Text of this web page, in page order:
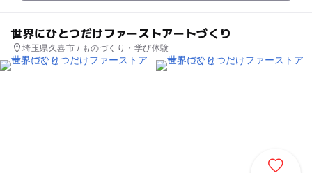
世界にひとつだけファーストアートづくり
埼玉県久喜市 / ものづくり・学び体験